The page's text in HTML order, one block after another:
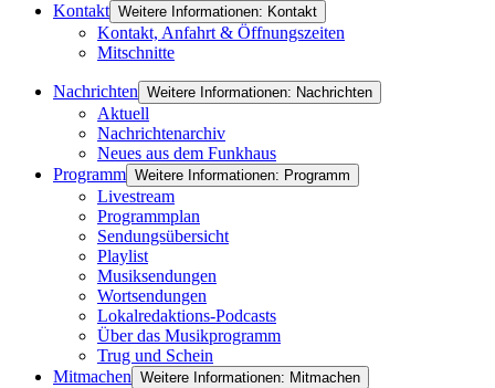
Kontakt Weitere Informationen: Kontakt
Kontakt, Anfahrt & Öffnungszeiten
Mitschnitte
Nachrichten Weitere Informationen: Nachrichten
Aktuell
Nachrichtenarchiv
Neues aus dem Funkhaus
Programm Weitere Informationen: Programm
Livestream
Programmplan
Sendungsübersicht
Playlist
Musiksendungen
Wortsendungen
Lokalredaktions-Podcasts
Über das Musikprogramm
Trug und Schein
Mitmachen Weitere Informationen: Mitmachen